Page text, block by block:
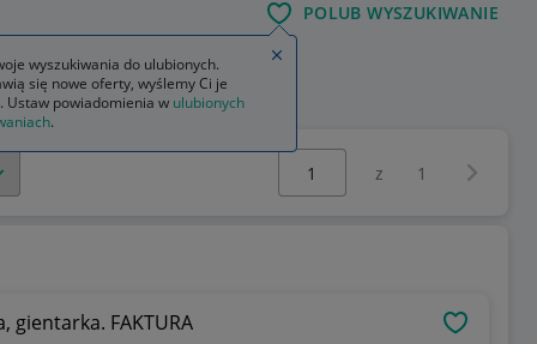
POLUB WYSZUKIWANIE
Wybierz stronę:
z 1
gientarka. FAKTURA
wyszukiwania do ulubionych.
się nowe oferty, wyślemy Ci je
Ustaw powiadomienia w ulubionych
.
Zamknij wskazówkę